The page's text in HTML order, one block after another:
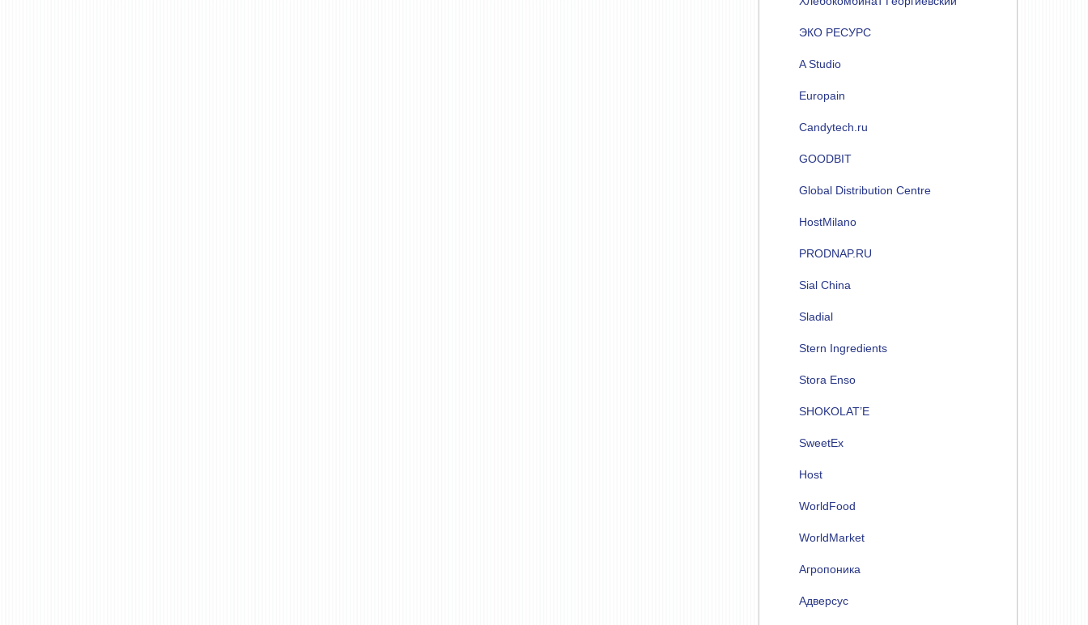
ЭКО РЕСУРС
A Studio
Europain
Candytech.ru
GOODBIT
Global Distribution Centre
HostMilano
PRODNAP.RU
Sial China
Sladial
Stern Ingredients
Stora Enso
SHOKOLAT’E
SweetEx
Host
WorldFood
WorldMarket
Агропоника
Адверсус